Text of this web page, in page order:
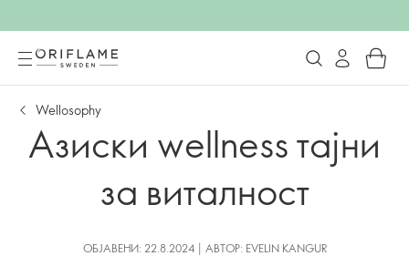
Wellosophy
Aзиски wellness тајни
за виталност
ОБЈАВЕНИ: 22.8.2024 | АВТОР: EVELIN KANGUR